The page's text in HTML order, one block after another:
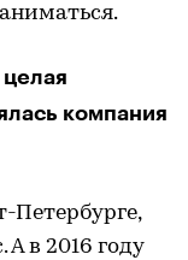
компания
в 2016 году